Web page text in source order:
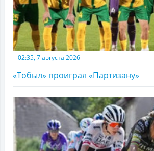
02:35, 7 августа 2026
«Тобыл» проиграл «Партизану»